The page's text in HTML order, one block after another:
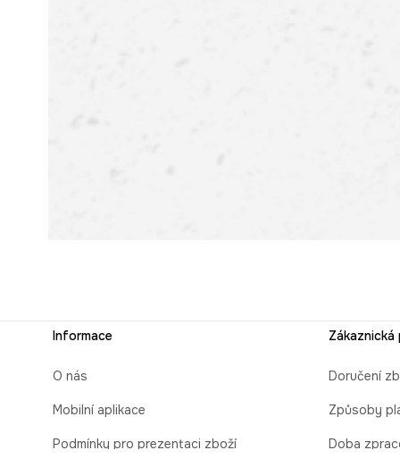
Informace
O nás
Mobilní aplikace
Podmínky pro prezentaci zboží
Doručení
Způsoby
Doba